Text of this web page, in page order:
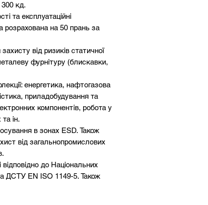
кд.
та експлуатаційні
розрахована на 50 прань за
від ризиків статичної
фурнітуру (блискавки,
енергетика, нафтогазова
приладобудування та
компонентів, робота у
ін.
в зонах ESD. Також
від загальнопромислових
відповідно до Національних
ДСТУ EN ISO 1149-5. Також